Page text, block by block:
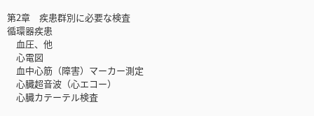
第2章 疾患群別に必要な検査
循環器疾患
血圧、他
心電図
血中心筋（障害）マーカー測定
心臓超音波（心エコー）
心臓カテーテル検査